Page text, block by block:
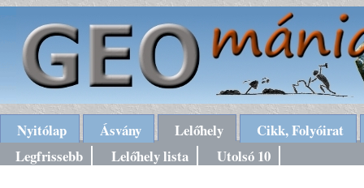
Nyitólap Ásvány Lelőhely
Cikk, Folyóirat
Legfrissebb
Lelőhely lista Utolsó 10